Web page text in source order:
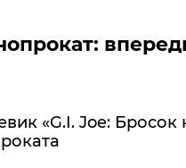
«G.I. Joe: Бросок